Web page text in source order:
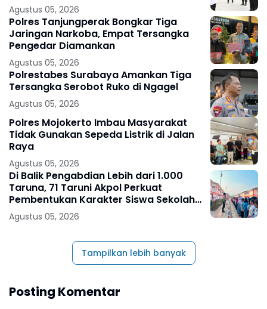
Agustus 05, 2026
Polres Tanjungperak Bongkar Tiga
Jaringan Narkoba, Empat Tersangka
Pengedar Diamankan
Agustus 05, 2026
Polrestabes Surabaya Amankan Tiga
Tersangka Serobot Ruko di Ngagel
Agustus 05, 2026
Polres Mojokerto Imbau Masyarakat
Tidak Gunakan Sepeda Listrik di Jalan
Raya
Agustus 05, 2026
Di Balik Pengabdian Lebih dari 1.000
Taruna, 71 Taruni Akpol Perkuat
Pembentukan Karakter Siswa Sekolah
Rakyat
Agustus 05, 2026
Tampilkan lebih banyak
Posting Komentar